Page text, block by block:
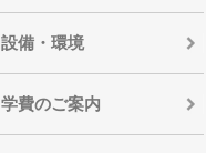
設備・環境
学費のご案内